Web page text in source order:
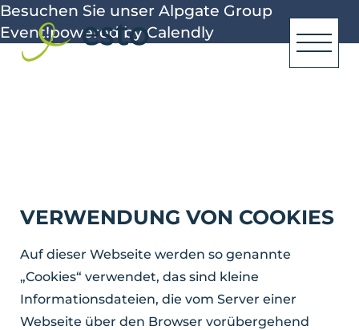
Besuchen Sie unser Alpgate Group
Event!powered by Calendly
VERWENDUNG VON COOKIES
Auf dieser Webseite werden so genannte
„Cookies“ verwendet, das sind kleine
Informationsdateien, die vom Server einer
Webseite über den Browser vorübergehend